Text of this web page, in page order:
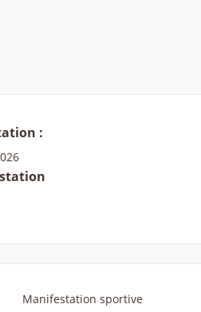
:
Manifestation sportive